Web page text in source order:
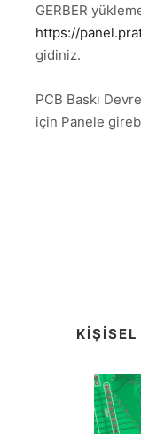
GERBER
https://
gidiniz.
PCB Baskı
için Panele